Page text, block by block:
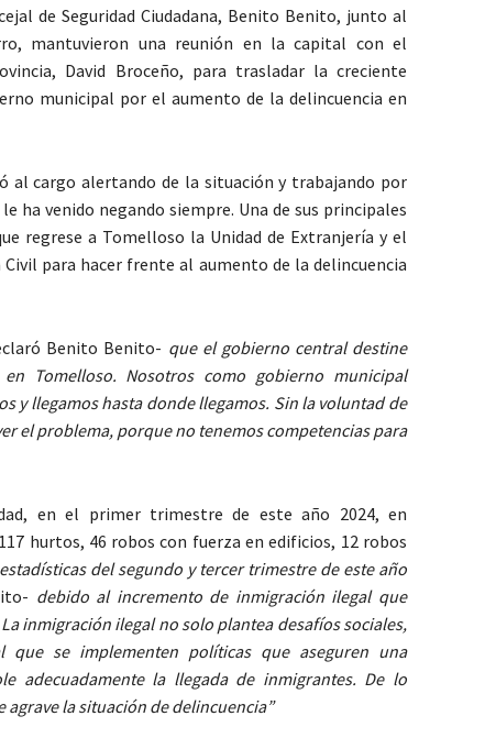
de Seguridad Ciudadana, Benito Benito, junto al
mantuvieron una reunión en la capital con el
David Broceño, para trasladar la creciente
municipal por el aumento de la delincuencia en
al cargo alertando de la situación y trabajando por
ha venido negando siempre. Una de sus principales
regrese a Tomelloso la Unidad de Extranjería y el
para hacer frente al aumento de la delincuencia
Benito Benito- que el gobierno central destine
Tomelloso. Nosotros como gobierno municipal
y llegamos hasta donde llegamos. Sin la voluntad de
el problema, porque no tenemos competencias para
en el primer trimestre de este año 2024, en
hurtos, 46 robos con fuerza en edificios, 12 robos
estadísticas del segundo y tercer trimestre de este año
debido al incremento de inmigración ilegal que
inmigración ilegal no solo plantea desafíos sociales,
que se implementen políticas que aseguren una
adecuadamente la llegada de inmigrantes. De lo
la situación de delincuencia”